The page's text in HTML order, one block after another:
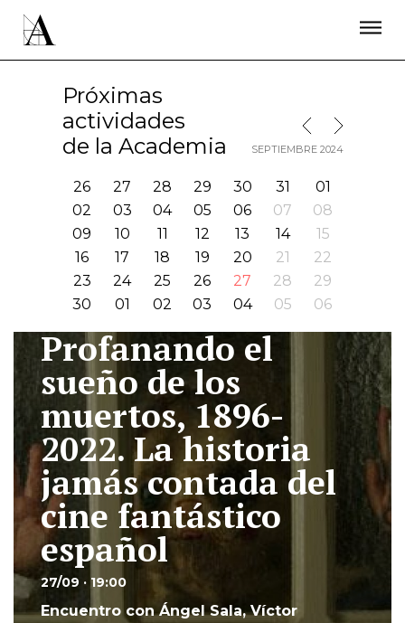
Próximas
actividades
de la Academia
MES ANTERIOR
MES SIGUIENTE
SEPTIEMBRE 2024
26 27 28 29 30 31
01
02
03 04 05 06 07
08
09
10 11 12 13 14
15
16
17 18 19 20 21
22
23
24 25 26 27 28
29
30
01 02 03 04 05 06
Profanando el
sueño de los
muertos, 1896-
2022. La historia
jamás contada del
cine fantástico
español
27/09 · 19:00
Encuentro con Ángel Sala, Víctor
ÚNETE A LA ACADEMIA DE CINE
PRENSA
NEWSLETTER